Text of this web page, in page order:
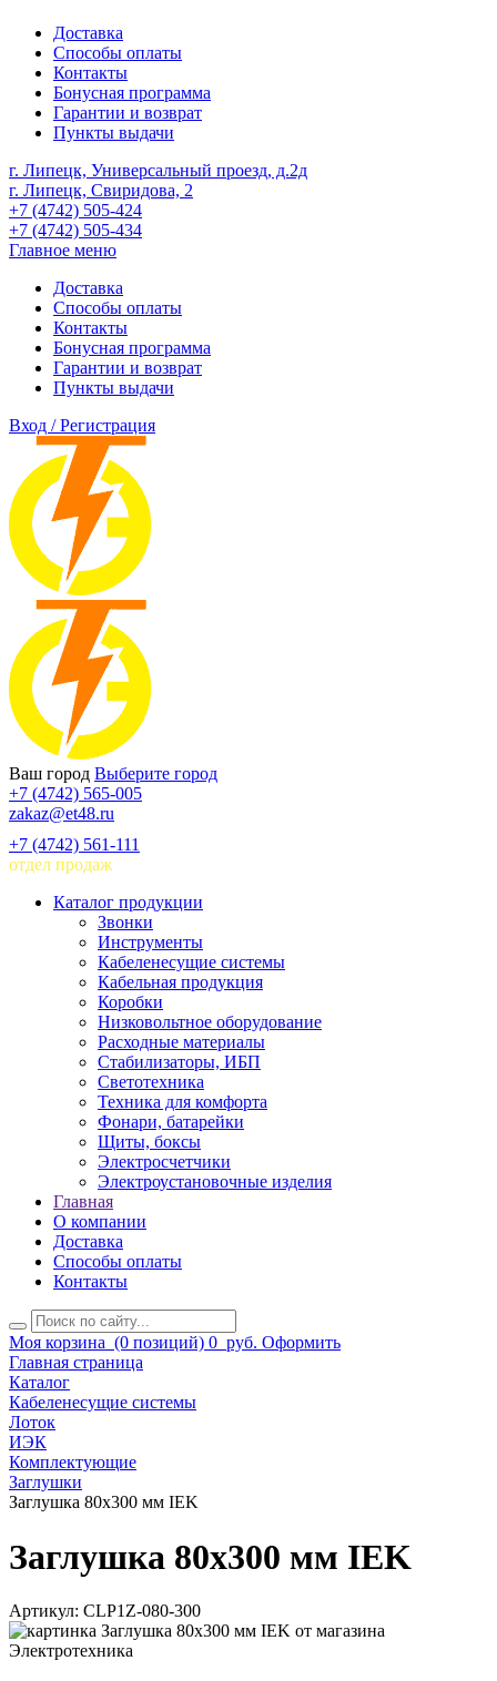
Доставка
Способы оплаты
Контакты
Бонусная программа
Гарантии и возврат
Пункты выдачи
г. Липецк, Универсальный проезд, д.2д
г. Липецк, Свиридова, 2
+7 (4742) 505-424
+7 (4742) 505-434
Главное меню
Доставка
Способы оплаты
Контакты
Бонусная программа
Гарантии и возврат
Пункты выдачи
Вход / Регистрация
Ваш город Выберите город
+7 (4742) 565-005
zakaz@et48.ru
+7 (4742) 561-111
отдел продаж
Каталог продукции
Звонки
Инструменты
Кабеленесущие системы
Кабельная продукция
Коробки
Низковольтное оборудование
Расходные материалы
Стабилизаторы, ИБП
Светотехника
Техника для комфорта
Фонари, батарейки
Щиты, боксы
Электросчетчики
Электроустановочные изделия
Главная
О компании
Доставка
Способы оплаты
Контакты
Моя корзина (0 позиций) 0 руб. Оформить
Главная страница
Каталог
Кабеленесущие системы
Лоток
ИЭК
Комплектующие
Заглушки
Заглушка 80х300 мм IEK
Заглушка 80х300 мм IEK
Артикул: CLP1Z-080-300